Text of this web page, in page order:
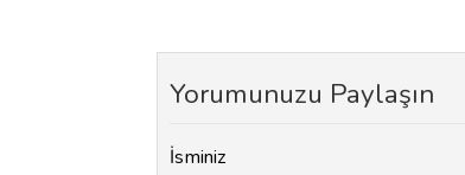
Yorumunuzu Paylaşın
İsminiz